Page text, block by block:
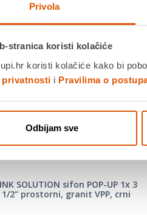
Privola
stranica koristi kolačiće
koristi kolačiće kako bi
privatnosti i Pravilima o
Odbijam sve
SOLUTION sifon POP-UP 1x 3
1/2" prostorni, granit VPP, crni